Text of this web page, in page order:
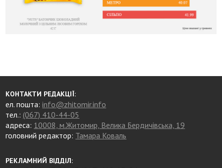
КОНТАКТИ РЕДАКЦІЇ:
ел. пошта:info@zhitomir.info
тел.: (067) 410-44-05
адреса: 10008, м.Житомир, Велика Бердичівська, 19
головний редактор: Тамара Коваль
РЕКЛАМНИЙ ВІДДІЛ: